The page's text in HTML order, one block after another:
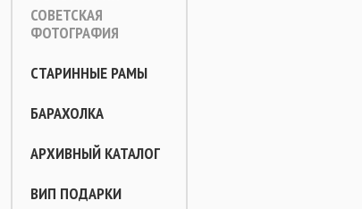
СОВЕТСКАЯ
ФОТОГРАФИЯ
СТАРИННЫЕ РАМЫ
БАРАХОЛКА
АРХИВНЫЙ КАТАЛОГ
ВИП ПОДАРКИ